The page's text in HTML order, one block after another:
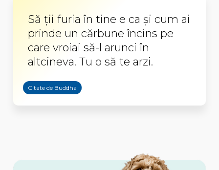
Să ţii furia în tine e ca şi cum ai
prinde un cărbune încins pe
care vroiai să-l arunci în
altcineva. Tu o să te arzi.
Citate de Buddha